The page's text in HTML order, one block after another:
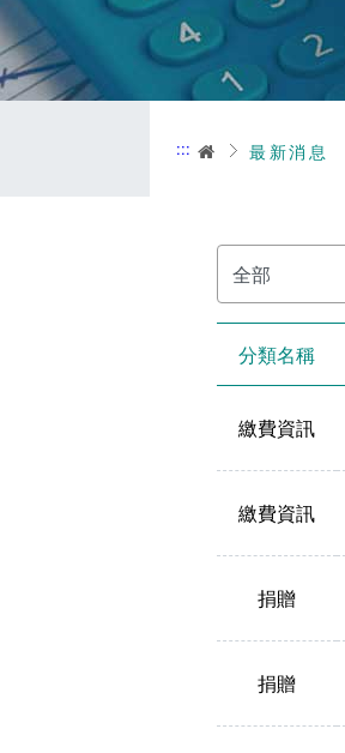
::: 首頁最新消息
分
類
名
稱
分類名稱
繳費資訊
繳費資訊
捐贈
捐贈